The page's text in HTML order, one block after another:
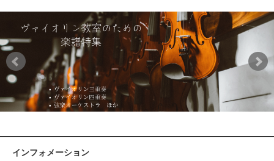
インフォメーション